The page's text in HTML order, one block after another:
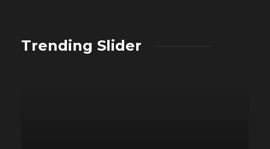
Trending Slider